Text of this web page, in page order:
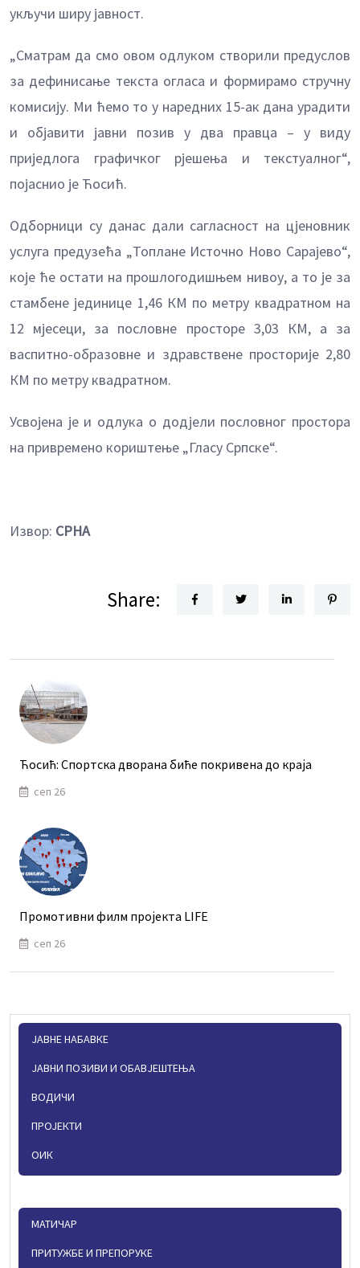
укључи ширу јавност.
„Сматрам да смо овом одлуком створили предуслов
за дефинисање текста огласа и формирамо стручну
комисију. Ми ћемо то у наредних 15-ак дана урадити
и објавити јавни позив у два правца – у виду
приједлога графичког рјешења и текстуалног“,
појаснио је Ћосић.
Одборници су данас дали сагласност на цјеновник
услуга предузећа „Топлане Источно Ново Сарајево“,
које ће остати на прошлогодишњем нивоу, а то је за
стамбене јединице 1,46 КМ по метру квадратном на
12 мјесеци, за пословне просторе 3,03 КМ, а за
васпитно-образовне и здравствене просторије 2,80
КМ по метру квадратном.
Усвојена је и одлука о додјели пословног простора
на привремено кориштење „Гласу Српске“.
Извор: СРНА
Share:
Ћосић: Спортска дворана биће покривена до краја
сеп 26
Промотивни филм пројекта LIFE
сеп 26
ЈАВНЕ НАБАВКЕ
ЈАВНИ ПОЗИВИ И ОБАВЈЕШТЕЊА
ВОДИЧИ
ПРОЈЕКТИ
ОИК
МАТИЧАР
ПРИТУЖБЕ И ПРЕПОРУКЕ